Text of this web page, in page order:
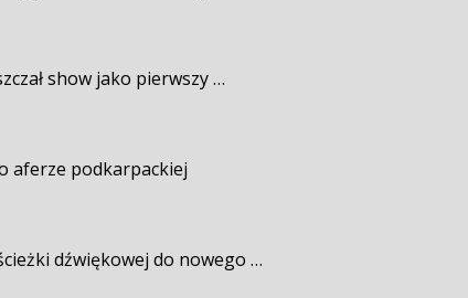
show jako pierwszy …
aferze podkarpackiej
dźwiękowej do nowego …